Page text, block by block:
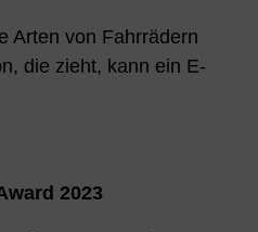
Arten von Fahrrädern
die zieht, kann ein E-
2023